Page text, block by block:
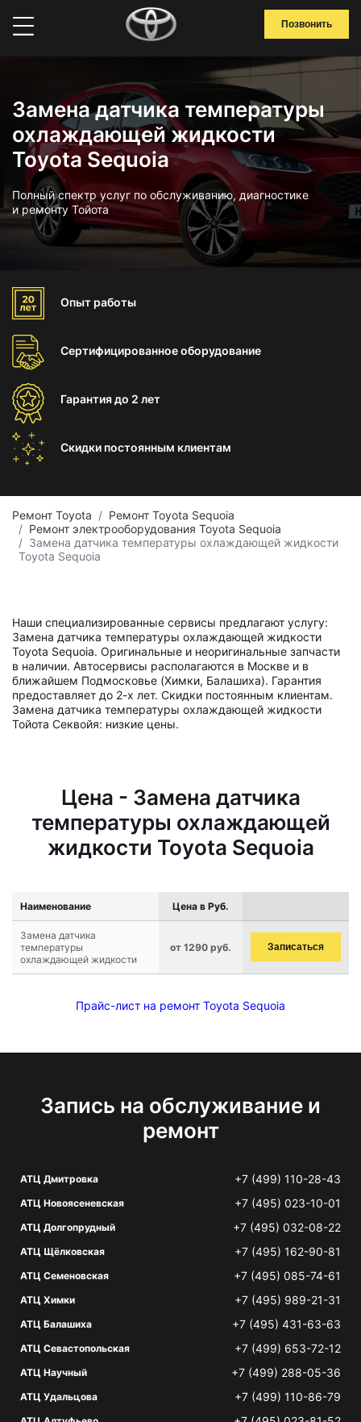
Позвонить
Замена датчика температуры
охлаждающей жидкости
Toyota Sequoia
Полный спектр услуг по обслуживанию, диагностике
и ремонту Тойота
Опыт работы
Сертифицированноеоборудование
Гарантиядо 2 лет
Скидки постоянным клиентам
Ремонт Toyota
Ремонт Toyota Sequoia
Ремонт электрооборудования Toyota Sequoia
Замена датчика температуры охлаждающей жидкости
Toyota Sequoia
Наши специализированные сервисы предлагают услугу:
Замена датчика температуры охлаждающей жидкости
Toyota Sequoia. Оригинальные и неоригинальные запчасти
в наличии. Автосервисы располагаются в Москве и в
ближайшем Подмосковье (Химки, Балашиха). Гарантия
предоставляет до 2-х лет. Скидки постоянным клиентам.
Замена датчика температуры охлаждающей жидкости
Тойота Секвойя: низкие цены.
Цена - Замена датчика
температуры охлаждающей
жидкости Toyota Sequoia
Наименование Цена в Руб.
Замена датчика
температуры
охлаждающей жидкости
от 1290 руб. Записаться
Прайс-лист на ремонт Toyota Sequoia
Запись на обслуживание и
ремонт
АТЦ Дмитровка +7 (499) 110-28-43
АТЦ Новоясеневская +7 (495) 023-10-01
АТЦ Долгопрудный +7 (495) 032-08-22
АТЦ Щёлковская +7 (495) 162-90-81
АТЦ Семеновская +7 (495) 085-74-61
АТЦ Химки +7 (495) 989-21-31
АТЦ Балашиха +7 (495) 431-63-63
АТЦ Севастопольская +7 (499) 653-72-12
АТЦ Научный +7 (499) 288-05-36
АТЦ Удальцова +7 (499) 110-86-79